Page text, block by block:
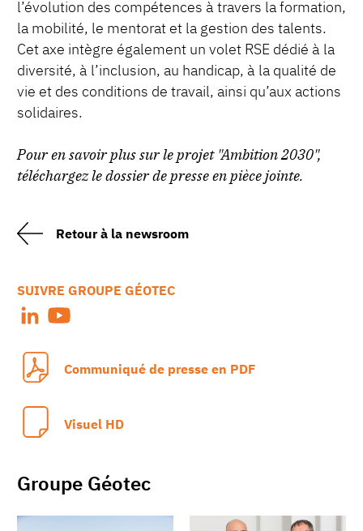
l’évolution des compétences à travers la formation,
la mobilité, le mentorat et la gestion des talents.
Cet axe intègre également un volet RSE dédié à la
diversité, à l’inclusion, au handicap, à la qualité de
vie et des conditions de travail, ainsi qu’aux actions
solidaires.
Pour en savoir plus sur le projet "Ambition 2030",
téléchargez le dossier de presse en pièce jointe.
Retour à la newsroom
SUIVRE GROUPE GÉOTEC
Communiqué de presse en PDF
Visuel HD
Groupe Géotec